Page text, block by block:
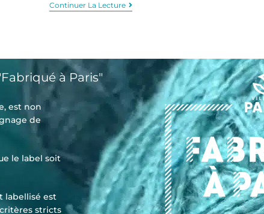
Continuer La Lecture
à Paris"
est non
de
le label soit
labellisé est
stricts